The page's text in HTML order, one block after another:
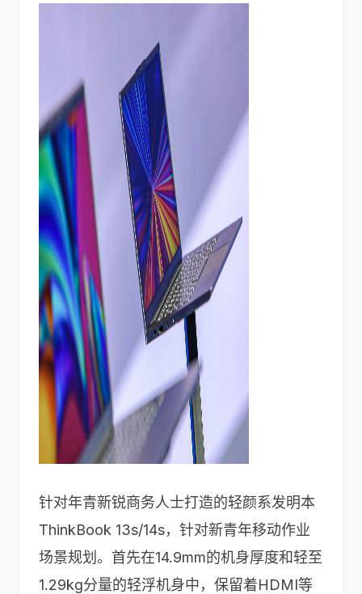
针对年青新锐商务人士打造的轻颜系发明本
ThinkBook 13s/14s，针对新青年移动作业
场景规划。首先在14.9mm的机身厚度和轻至
1.29kg分量的轻浮机身中，保留着HDMI等